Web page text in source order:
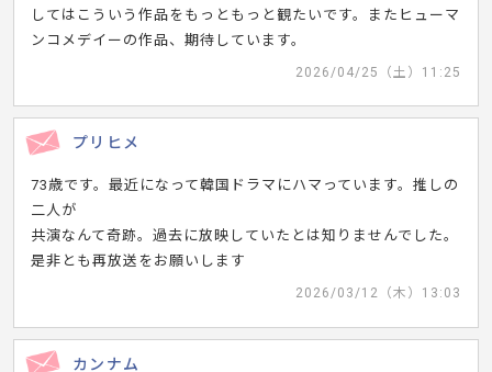
してはこういう作品をもっともっと観たいです。またヒューマ
ンコメデイーの作品、期待しています。
2026/04/25（土）11:25
プリヒメ
73歳です。最近になって韓国ドラマにハマっています。推しの
二人が
共演なんて奇跡。過去に放映していたとは知りませんでした。
是非とも再放送をお願いします
2026/03/12（木）13:03
カンナム